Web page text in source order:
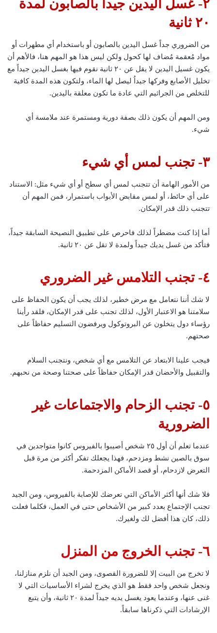
٢- غسل اليدين جيداً بالصابون لمدة
٢٠ ثانية
من الضروري جداً غسل اليدين بالصابون أو باستخدام أي مطهرات أو
مواد مُعقمة مُضاف لها كحول ولكن ليس هذا هو المهم هنا، فالأهم أن
يكون غسيل اليدين لا يقل عن ٢٠ ثانية نقوم فيها بغسل اليدين جيداً مع
تخليل الأصابع وفركها جيداُ ليصل لها الماء، ولتكون هذه المدة كافية
للتخلص من الجراثيم التي عادة ما تكون معلقة باليدين.
ومن المهم أن يكون ذلك بصفة دورية ومستمرة عند ملامسة أي
شيء.
٣- تجنب لمس أي شيء
من الأمور الهامة أن تتجنب لمس أي سطح أو أي شيء مثل: الاستناد
على أي حائط، أو لمس مقابض الأبواب باستمرار، فمن المهم أن
تتجنب ذلك قدر الإمكان.
أما إذا كنت مضطراً لذلك فاحرص على تطبيق النصيحة السابقة جيداً،
فتأكد من غسل يديك جيداً ولمدة لا تقل عن ٢٠ ثانية.
٤- تجنب التلامس غير الضروري
لا شك أننا نتعامل مع مرض خطير، لذلك يجب أن يكون الحفاظ على
سلامتنا هو الاعتبار الأول، لذلك تجنب على قدر الإمكان، فلقد رأينا
رؤساء دول يتخلون عن البروتوكول ويرفضون التسليم حفاظاً على
صحتهم.
فيجب علينا الابتعاد عن التلامس مع أي شخص، ونتجنب السلام
والتقبيل والأحضان قدر الإمكان حفاظاً على صحتنا وصحة من نحبهم.
٥- تجنب الزحام والاجتماعات غير
الضرورية
عندما تعلم أن أول ٢٥ شخص أصيبوا بالفيروس كانوا متواجدين في
سوق بالصين نشط ومزدحم، فهذا يجعلك تفكر أكثر من مرة قبل
التعرض لازدحام، أو قصد الأماكن المزدحمة.
فلا شك أنها أكثر الأماكن التي تعرضك للإصابة بالفيروس، ومن الجيد
تجنب الإجتماع بعدد كبير من الأشخاص حتى في العمل، فكلما فعلت
ذلك، كان هذا أفضل لك ولغيرك.
٦- تجنب الخروج من المنزل
لا تخرج من البيت إلا للضرورة القصوى، ومن الجيد أن نلزم منازلنا،
ونجعل شخص واحد فقط هو الذي يخرج لشراء الأساسيات التي لا
غنى عنها، وعندما يعود يغسل يديه جيداً لمدة ٢٠ ثانية، وأن يتبع
الإرشادات التي ذكرناها سابقاً.